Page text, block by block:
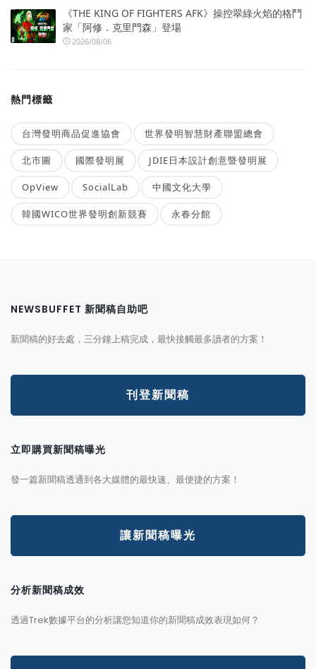
《THE KING OF FIGHTERS AFK》操控翠綠火焰的格鬥
家「阿修．克里門森」登場
2026/08/06
熱門標籤
台灣發明商品促進協會 世界發明智慧財產聯盟總會
北市圖 國際發明展 JDIE日本設計創意暨發明展
OpView SocialLab 中國文化大學
韓國WICO世界發明創新競賽 永春分館
NEWSBUFFET 新聞稿自助吧
新聞稿的好去處，三分鐘上稿完成，最快接觸最多讀者的方案！
刊登新聞稿
立即購買新聞稿曝光
發一篇新聞稿透通到各大媒體的最快速、最便捷的方案！
讓新聞稿曝光
分析新聞稿成效
透過Trek數據平台的分析讓您知道你的新聞稿成效表現如何？